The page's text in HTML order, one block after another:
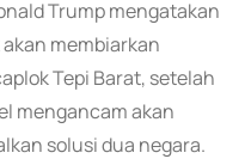
Trump mengatakan
membiarkan
Tepi Barat, setelah
mengancam akan
solusi dua negara.